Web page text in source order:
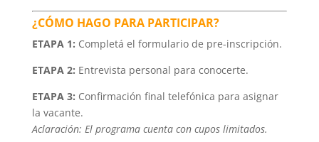
¿CÓMO HAGO PARA PARTICIPAR?
ETAPA 1: Completá el formulario de pre-inscripción.
ETAPA 2: Entrevista personal para conocerte.
ETAPA 3: Confirmación final telefónica para asignar
la vacante.
Aclaración: El programa cuenta con cupos limitados.